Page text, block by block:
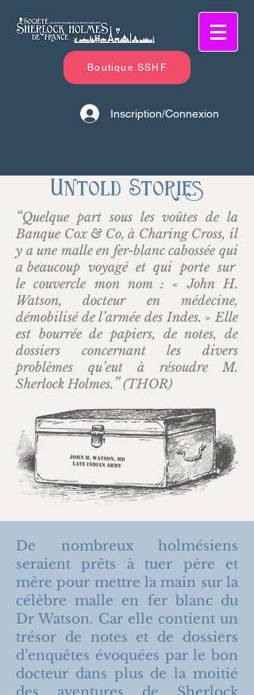
Boutique SSHF
Inscription/Connexion
Untold Stories
“Quelque part sous les voûtes de la
Banque Cox & Co, à Charing Cross, il
y a une malle en fer-blanc cabossée qui
a beaucoup voyagé et qui porte sur
le couvercle mon nom : « John H.
Watson, docteur en médecine,
démobilisé de l’armée des Indes. » Elle
est bourrée de papiers, de notes, de
dossiers concernant les divers
problèmes qu’eut à résoudre M.
Sherlock Holmes. ”(THOR)
De nombreux holmésiens
seraient prêts à tuer père et
mère pour mettre la main sur la
célèbre malle en fer blanc du
Dr Watson. Car elle contient un
trésor de notes et de dossiers
d’enquêtes évoquées par le bon
docteur dans plus de la moitié